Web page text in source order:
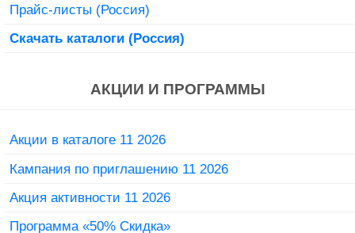
Прайс-листы (Россия)
Скачать каталоги (Россия)
АКЦИИ И ПРОГРАММЫ
Акции в каталоге 11 2026
Кампания по приглашению 11 2026
Акция активности 11 2026
Программа «50% Скидка»